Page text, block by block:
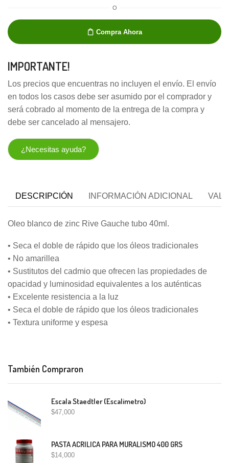
O
Compra Ahora
IMPORTANTE!
Los precios que encuentras no incluyen el envío. El envío
en todos los casos debe ser asumido por el comprador y
será cobrado al momento de la entrega de la compra y
debe ser cancelado al mensajero.
¿Necesitas ayuda?
DESCRIPCIÓN INFORMACIÓN ADICIONAL
Oleo blanco de zinc Rive Gauche tubo 40ml.
• Seca el doble de rápido que los óleos tradicionales
• No amarillea
• Sustitutos del cadmio que ofrecen las propiedades de
opacidad y luminosidad equivalentes a los auténticas
• Excelente resistencia a la luz
• Seca el doble de rápido que los óleos tradicionales
• Textura uniforme y espesa
También Compraron
Escala Staedtler (Escalimetro)
$47,000
PASTA ACRILICA PARA MURALISMO 400 GRS
$14,000